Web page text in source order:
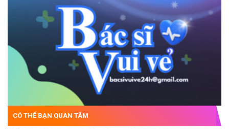
CÓ THỂ BẠN QUAN TÂM